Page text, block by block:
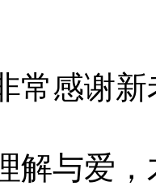
常感谢
解与爱